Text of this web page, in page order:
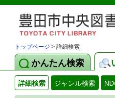
トップページ > 詳細検索
かんたん検索
詳細検索 ジャンル検索